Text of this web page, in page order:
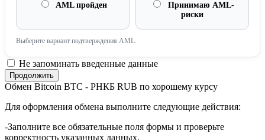
AML пройден
Принимаю AML-
риски
Выберите вариант подтверждения AML.
Не запоминать введенные данные
Обмен Bitcoin BTC - РНКБ RUB по хорошему курсу
Для оформления обмена выполните следующие действия:
-Заполните все обязательные поля формы и проверьте
корректность указанных данных.